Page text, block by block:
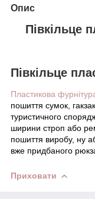
Опис
Півкільце
Півкільце
Пластикова
пошиття сумок,
туристичного
ширини строп або
пошиття виробу, ну
вже придбаного
Приховати